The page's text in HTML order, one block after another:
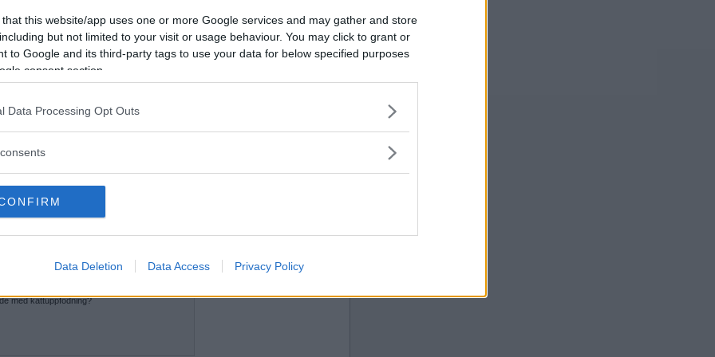
that this website/app uses one or more Google services and may gather and store
but not limited to your visit or usage behaviour. You may click to grant or
to Google and its third-party tags to use your data for below specified purposes
consent section.
Data Processing Opt Outs
Data Deletion Data Access Privacy Policy
med kattuppfödning?
Vill du bli
medlem?